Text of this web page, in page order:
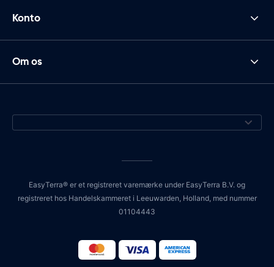
Konto
Om os
EasyTerra® er et registreret varemærke under EasyTerra B.V. og
registreret hos Handelskammeret i Leeuwarden, Holland, med nummer
01104443